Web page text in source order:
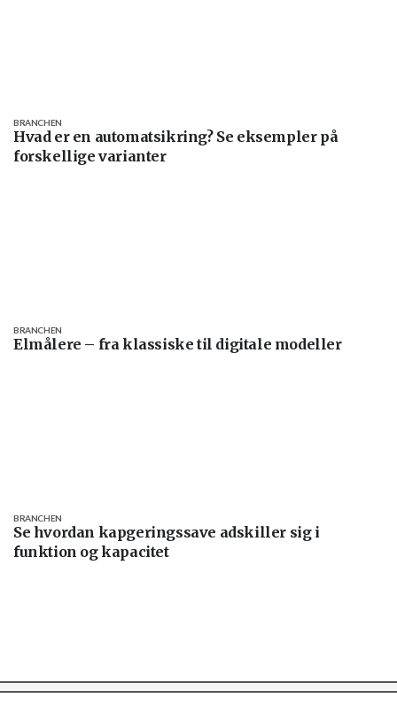
Hvad er en automatsikring? Se eksempler på
forskellige varianter
BRANCHEN
Elmålere – fra klassiske til digitale modeller
BRANCHEN
Se hvordan kapgeringssave adskiller sig i
funktion og kapacitet
BRANCHEN